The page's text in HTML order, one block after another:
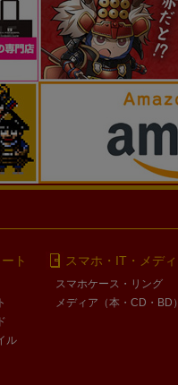
ト
ル
スマホ・IT・メデ
スマホケース・リング
メディア（本・CD・BD）